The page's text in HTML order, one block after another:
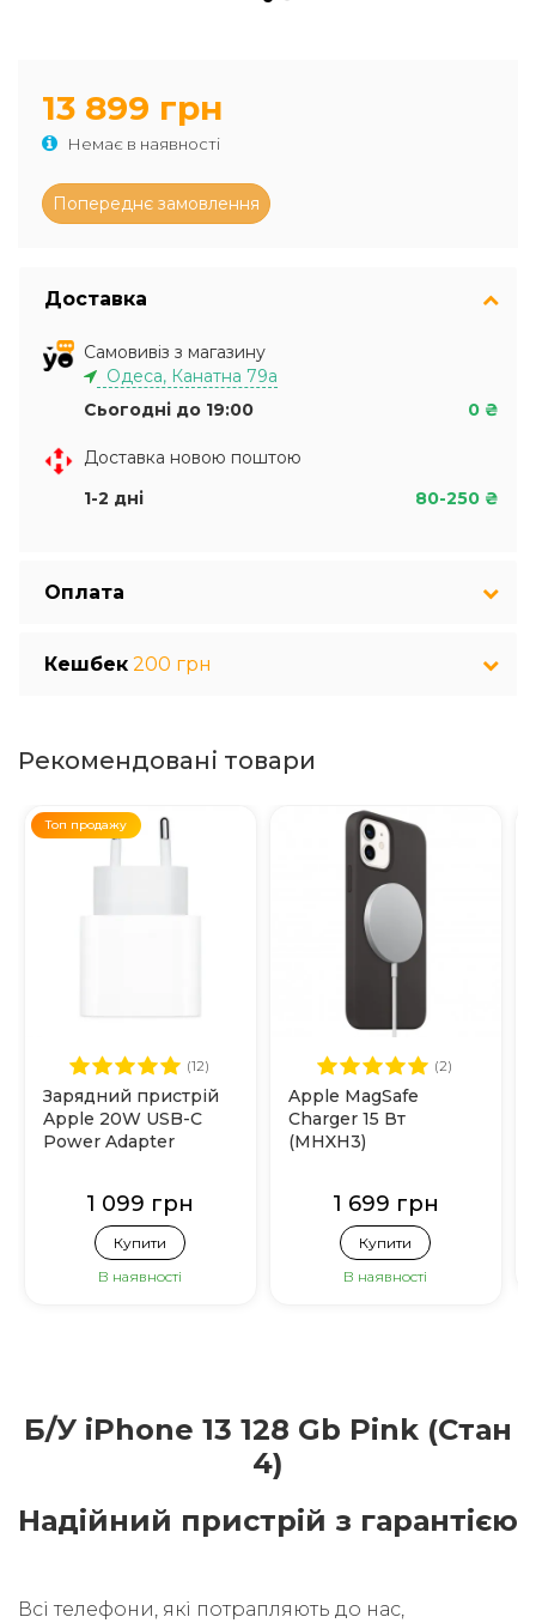
13 899 грн
Немає в наявності
Доставка
Самовивіз з магазину
Одеса, Канатна 79а
Сьогодні до 19:00
0 ₴
Доставка новою поштою
1-2 дні
80-250 ₴
Оплата
Кешбек 200 грн
Рекомендовані товари
Топ продажу
(12)
Зарядний пристрій
Apple 20W USB-C
Power Adapter
1 099 грн
Купити
В наявності
(2)
Apple MagSafe
Charger 15 Вт
(MHXH3)
1 699 грн
Купити
В наявності
Б/У iPhone 13 128 Gb Pink (Стан
4)
Надійний пристрій з гарантією
Всі телефони, які потрапляють до нас,